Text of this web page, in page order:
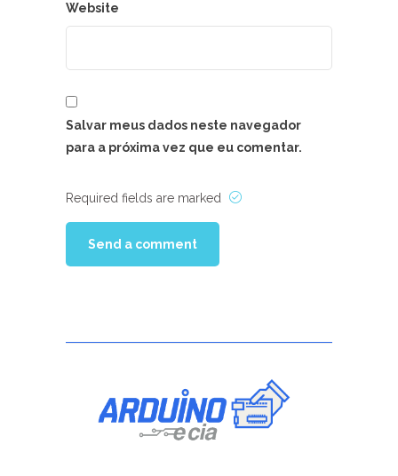
Website
Salvar meus dados neste navegador
para a próxima vez que eu comentar.
Required fields are marked